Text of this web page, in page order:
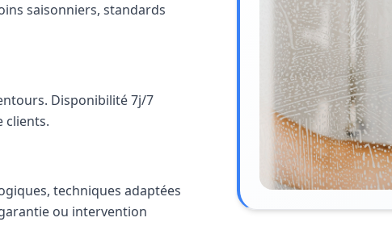
saisonniers, standards
Disponibilité 7j/7
clients.
techniques adaptées
ou intervention